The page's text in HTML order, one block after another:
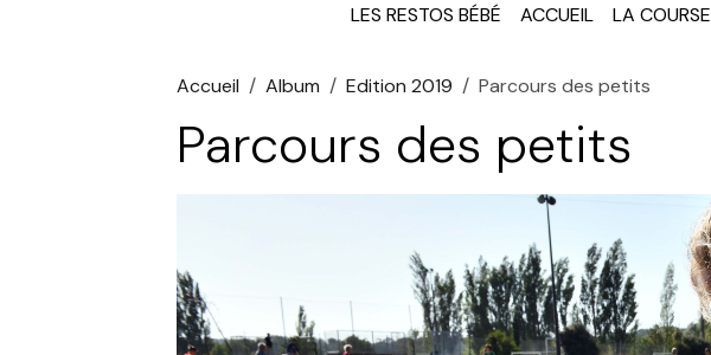
LES RESTOS BÉBÉ ACCUEIL LA COURSE
Accueil Album Edition 2019 Parcours des petits
Parcours des petits